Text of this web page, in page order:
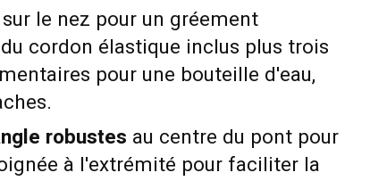
le nez pour un gréement
cordon élastique inclus plus trois
pour une bouteille d'eau,
robustes au centre du pont pour
à l'extrémité pour faciliter la